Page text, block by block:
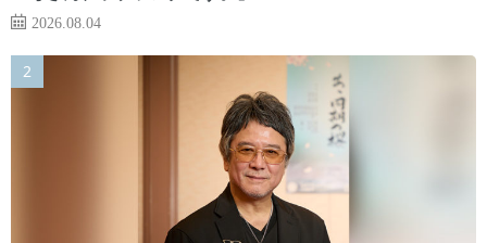
2026.08.04